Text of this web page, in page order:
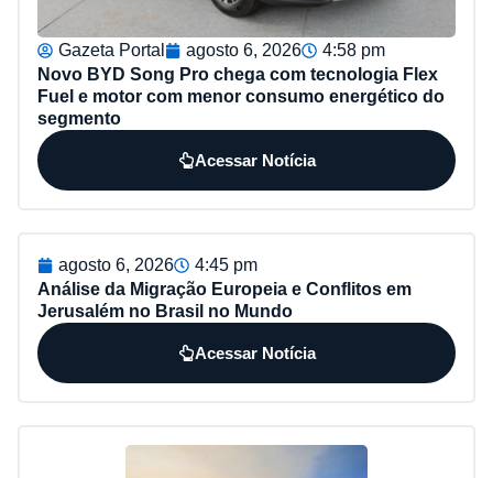
Gazeta Portal agosto 6, 2026
4:58 pm
Novo BYD Song Pro chega com tecnologia Flex
Fuel e motor com menor consumo energético do
segmento
Acessar Notícia
agosto 6, 2026
4:45 pm
Análise da Migração Europeia e Conflitos em
Jerusalém no Brasil no Mundo
Acessar Notícia